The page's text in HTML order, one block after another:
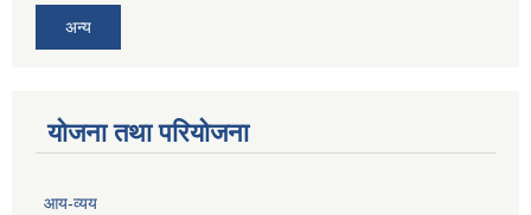
अन्य
योजना तथा परियोजना
आय-व्यय